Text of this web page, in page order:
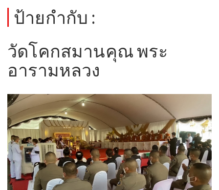
ป้ายกำกับ :
วัดโคกสมานคุณ พระ
อารามหลวง